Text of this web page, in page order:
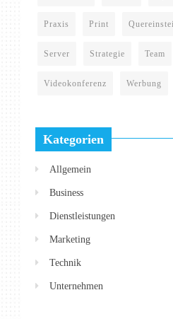
Praxis Print
Server Strategie Team
Videokonferenz Werbung
Kategorien
Allgemein
Business
Dienstleistungen
Marketing
Technik
Unternehmen